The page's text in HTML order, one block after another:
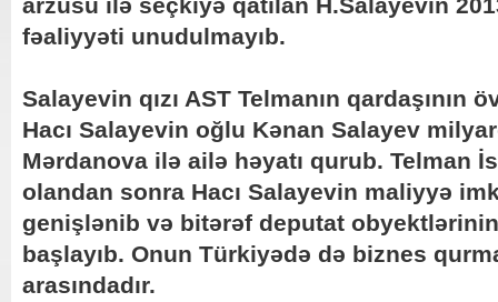
fəaliyyəti unudulmayıb.
Salayevin qızı AST Telmanın qardaşının
Hacı Salayevin oğlu Kənan Salayev
Mərdanova ilə ailə həyatı qurub. Telman
olandan sonra Hacı Salayevin maliyyə
genişlənib və bitərəf deputat obyektlərinin
başlayıb. Onun Türkiyədə də biznes
arasındadır.